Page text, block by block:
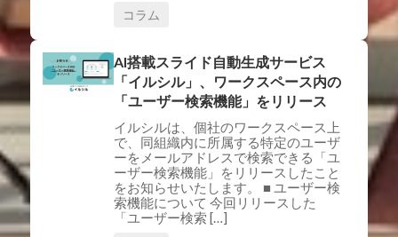
コラム
AI搭載スライド自動生成サービス
「イルシル」、ワークスペース内の
「ユーザー検索機能」をリリース
イルシルは、個社のワークスペース上
で、同組織内に所属する特定のユーザ
ーをメールアドレスで検索できる「ユ
ーザー検索機能」をリリースしたこと
をお知らせいたします。 ■ ユーザー検
索機能について 今回リリースした
「ユーザー検索 […]